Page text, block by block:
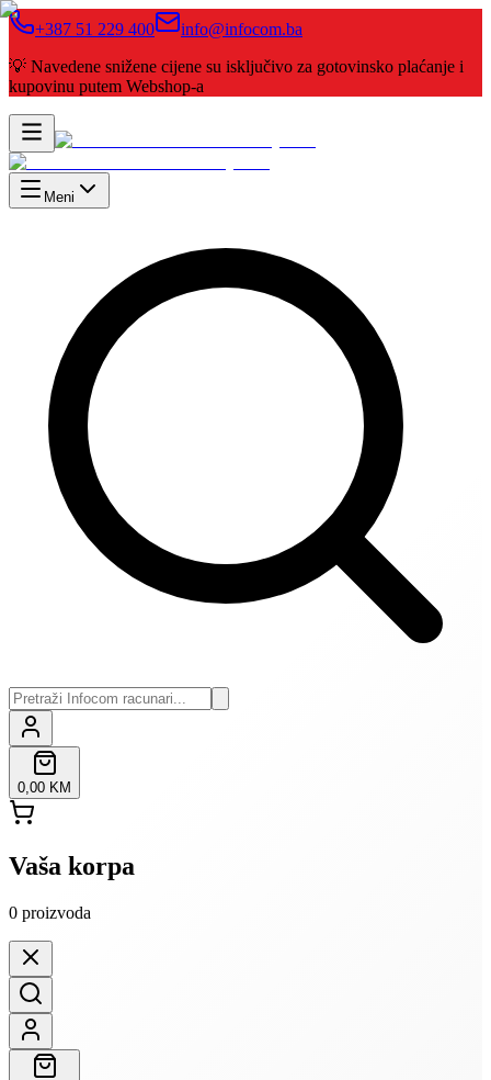
+387 51 229 400
info@infocom.ba
💡 Navedene snižene cijene su isključivo za gotovinsko plaćanje i
kupovinu putem Webshop-a
Meni
0,00 KM
Vaša korpa
0 proizvoda